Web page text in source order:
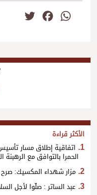
WhatsApp
Facebook
الأكثر قراءة
اتفاقية إطلاق مسار
الحمرا بالتوافق مع الرهبنة
مزار شهداء المكسيك: صرح
عبد الساتر : صلّوا لأجل